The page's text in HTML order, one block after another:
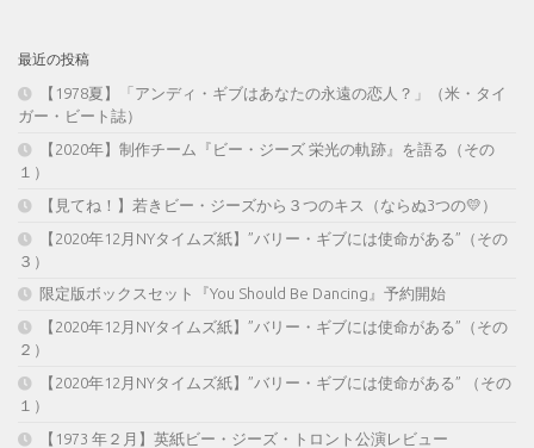
最近の投稿
【1978夏】「アンディ・ギブはあなたの永遠の恋人？」（米・タイ
ガー・ビート誌）
【2020年】制作チーム『ビー・ジーズ 栄光の軌跡』を語る（その
１）
【見てね！】若きビー・ジーズから３つのキス（ならぬ3つの💛）
【2020年12月NYタイムズ紙】”バリー・ギブには使命がある”（その
３）
限定版ボックスセット『You Should Be Dancing』予約開始
【2020年12月NYタイムズ紙】”バリー・ギブには使命がある”（その
２）
【2020年12月NYタイムズ紙】”バリー・ギブには使命がある” （その
１）
【1973 年２月】英紙ビー・ジーズ・トロント公演レビュー